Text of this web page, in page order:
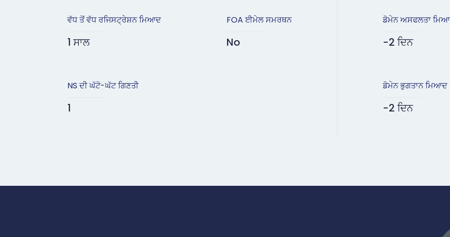
ਵੱਧ ਤੋਂ ਵੱਧ ਰਜਿਸਟ੍ਰੇਸ਼ਨ ਮਿਆਦ
1 ਸਾਲ
NS ਦੀ ਘੱਟੋ-ਘੱਟ ਗਿਣਤੀ
1
FOA ਈਮੇਲ ਸਮਰਥਨ
No
ਡੋਮੇਨ ਅਸਫਲਤਾ
-2 ਦਿਨ
ਡੋਮੇਨ ਭੁਗਤਾਨ ਮਿਆਦ
-2 ਦਿਨ